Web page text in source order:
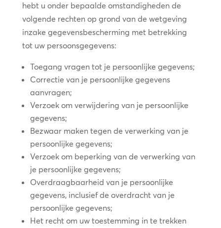
hebt u onder bepaalde omstandigheden de
volgende rechten op grond van de wetgeving
inzake gegevensbescherming met betrekking
tot uw persoonsgegevens:
Toegang vragen tot je persoonlijke gegevens;
Correctie van je persoonlijke gegevens
aanvragen;
Verzoek om verwijdering van je persoonlijke
gegevens;
Bezwaar maken tegen de verwerking van je
persoonlijke gegevens;
Verzoek om beperking van de verwerking van
je persoonlijke gegevens;
Overdraagbaarheid van je persoonlijke
gegevens, inclusief de overdracht van je
persoonlijke gegevens;
Het recht om uw toestemming in te trekken